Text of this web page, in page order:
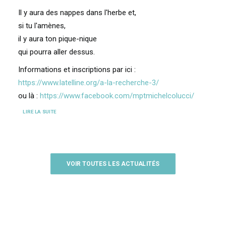
Il y aura des nappes dans l'herbe et,
si tu l'amènes,
il y aura ton pique-nique
qui pourra aller dessus.
Informations et inscriptions par ici :
https://www.latelline.org/a-la-recherche-3/
ou là : https://www.facebook.com/mptmichelcolucci/
LIRE LA SUITE
VOIR TOUTES LES ACTUALITÉS